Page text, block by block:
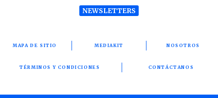
NEWSLETTERS
MAPA DE SITIO MEDIAKIT NOSOTROS
TÉRMINOS Y CONDICIONES CONTÁCTANOS